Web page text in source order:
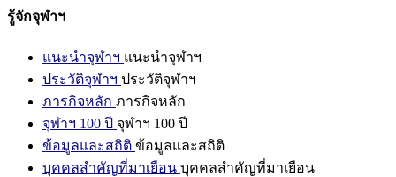
รู้จักจุฬาฯ
แนะนำจุฬาฯ แนะนำจุฬาฯ
ประวัติจุฬาฯ ประวัติจุฬาฯ
ภารกิจหลัก ภารกิจหลัก
จุฬาฯ 100 ปี จุฬาฯ 100 ปี
ข้อมูลและสถิติ ข้อมูลและสถิติ
บุคคลสำคัญที่มาเยือน บุคคลสำคัญที่มาเยือน